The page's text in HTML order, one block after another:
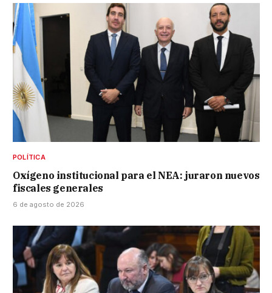
POLÍTICA
Oxígeno institucional para el NEA: juraron nuevos
fiscales generales
6 de agosto de 2026